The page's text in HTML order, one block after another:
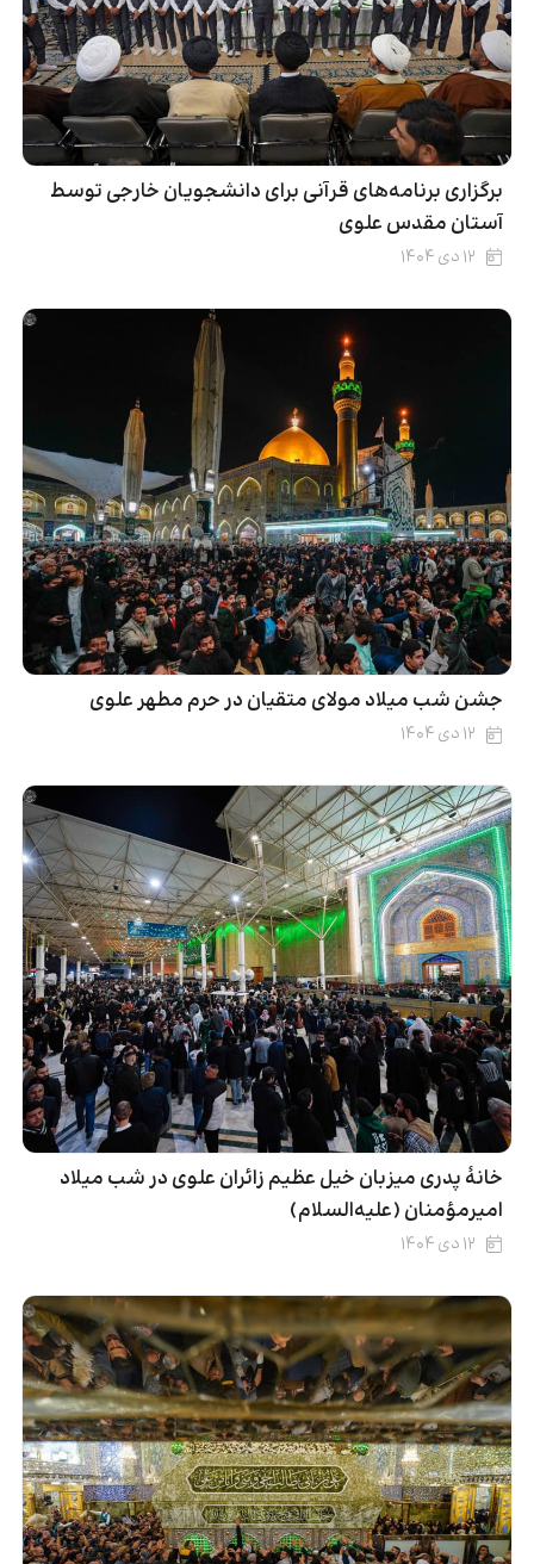
برگزاری برنامه‌های قرآنی برای دانشجویان خارجی توسط
آستان مقدس علوی
۱۲ دی ۱۴۰۴
جشن شب میلاد مولای متقیان در حرم مطهر علوی
۱۲ دی ۱۴۰۴
خانۀ پدری میزبان خیل عظیم زائران علوی در شب میلاد
امیرمؤمنان (علیه‌السلام)
۱۲ دی ۱۴۰۴